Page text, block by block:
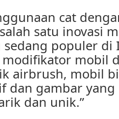
cat
satu inovasi
sedang populer di
modifikator mobil
airbrush, mobil
dan gambar
dan unik.”